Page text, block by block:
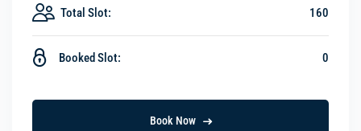
Total Slot: 160
Booked Slot: 0
Book Now